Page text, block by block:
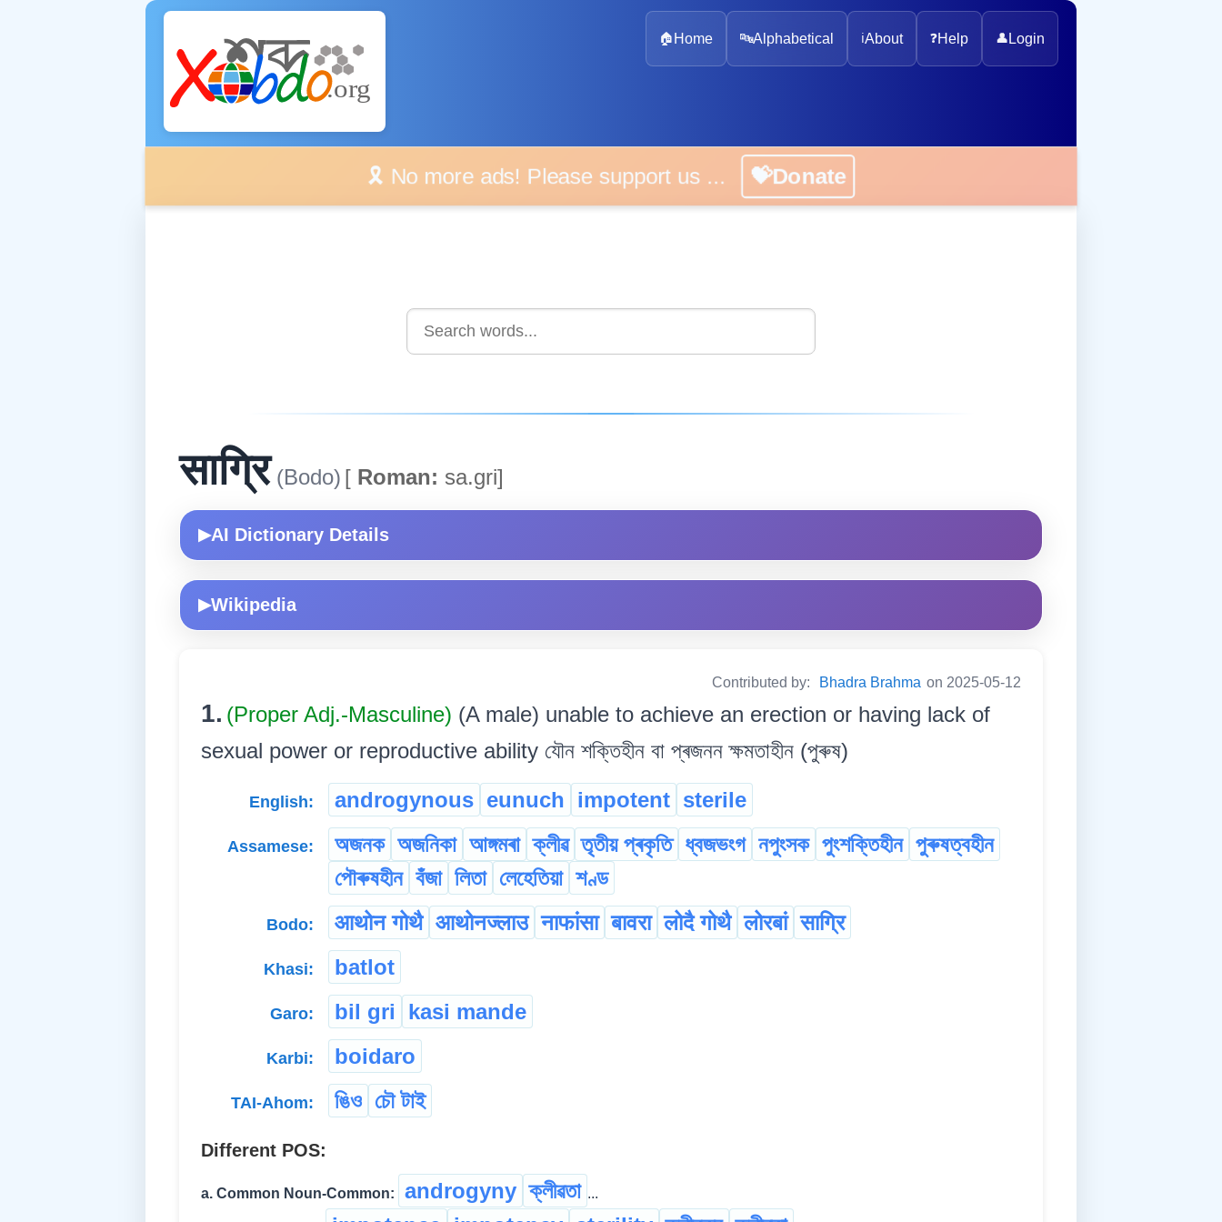
🏠 Home 🔤Alphabetical ℹ️About ❓Help 👤 Login
🎗️ No more ads! Please support us ... 💝Donate
साग्रि(Bodo) [ Roman: sa.gri]
▶AI Dictionary Details
▶Wikipedia
Contributed by: Bhadra Brahma on 2025-05-12
1. (Proper Adj.-Masculine) (A male) unable to achieve an erection or having lack of
sexual power or reproductive ability যৌন শক্তিহীন বা প্ৰজনন ক্ষমতাহীন (পুৰুষ)
English: androgynous eunuch impotent sterile
Assamese: অজনক অজনিকা আঙ্গমৰা ক্লীৱ তৃতীয় প্ৰকৃতি ধ্বজভংগ নপুংসক পুংশক্তিহীন পুৰুষত্বহীন
পৌৰুষহীন বঁজা লিতা লেহেতিয়া শণ্ড
Bodo: आथोन गोथै आथोनज्लाउ नाफांसा बावरा लोदै गोथै लोरबां साग्रि
Khasi: batlot
Garo: bil gri kasi mande
Karbi: boidaro
TAI-Ahom: ঙিও চৌ টাই
Different POS:
a. Common Noun-Common: androgyny ক্লীৱতা ...